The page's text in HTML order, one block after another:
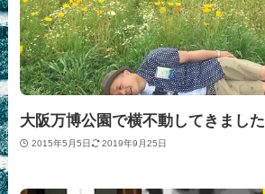
大阪万博公園で横不動してきました
2015年5月5日 2019年9月25日